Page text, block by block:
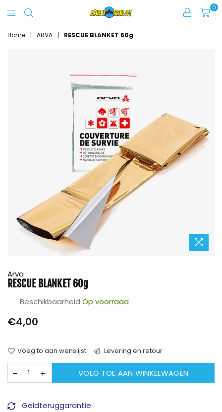
It
0
Home | ARVA | RESCUE BLANKET 60g
Arva
RESCUE BLANKET 60g
Beschikbaarheid Op voorraad
Prijs
€4,00
Voeg to aan wenslijst Levering en retour
VOEG TOE AAN WINKELWAGEN
Geldteruggarantie